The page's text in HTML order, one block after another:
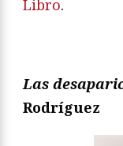
Libro.
Las
Rodríguez